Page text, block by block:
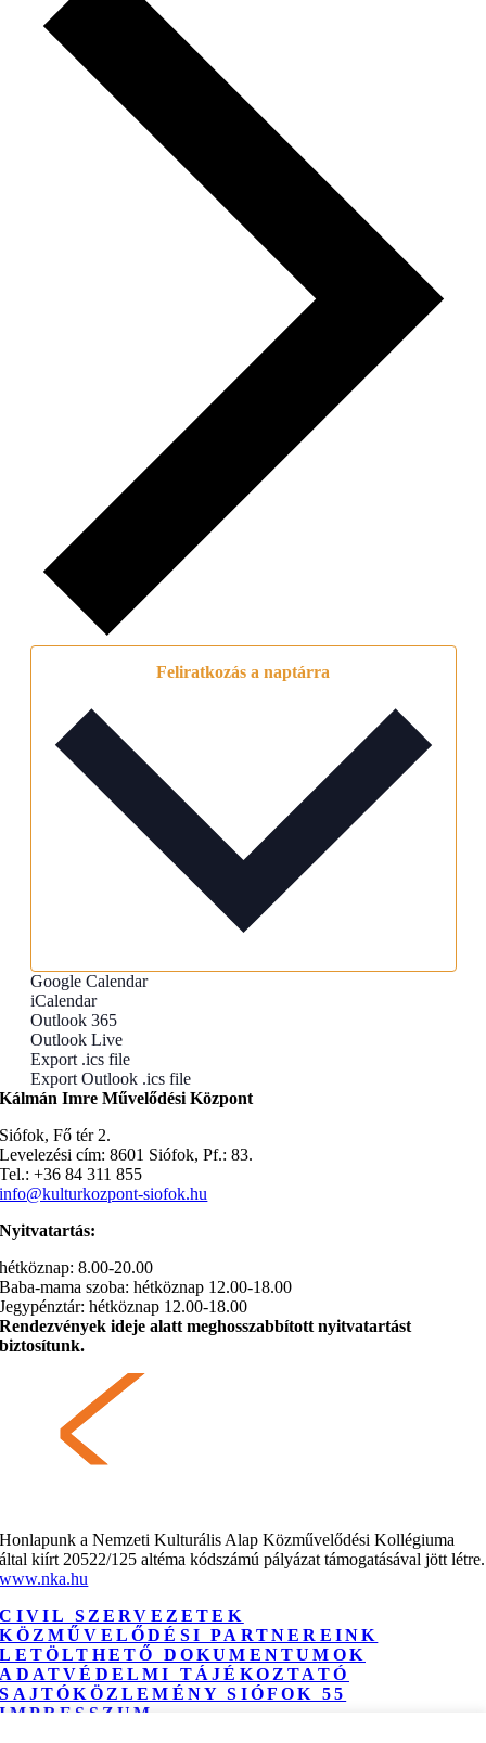
Feliratkozás a naptárra
Google Calendar
iCalendar
Outlook 365
Outlook Live
Export .ics file
Export Outlook .ics file
Kálmán Imre Művelődési Központ
Siófok, Fő tér 2.
Levelezési cím: 8601 Siófok, Pf.: 83.
Tel.: +36 84 311 855
info@kulturkozpont-siofok.hu
Nyitvatartás:
hétköznap: 8.00-20.00
Baba-mama szoba: hétköznap 12.00-18.00
Jegypénztár: hétköznap 12.00-18.00
Rendezvények ideje alatt meghosszabbított nyitvatartást
biztosítunk.
Honlapunk a Nemzeti Kulturális Alap Közművelődési Kollégiuma
által kiírt 20522/125 altéma kódszámú pályázat támogatásával jött létre.
www.nka.hu
CIVIL SZERVEZETEK
KÖZMŰVELŐDÉSI PARTNEREINK
LETÖLTHETŐ DOKUMENTUMOK
ADATVÉDELMI TÁJÉKOZTATÓ
SAJTÓKÖZLEMÉNY SIÓFOK 55
IMPRESSZUM